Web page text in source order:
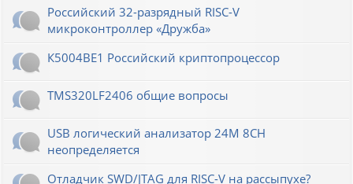
Российский 32-разрядный RISC-V
микроконтроллер «Дружба»
К5004ВЕ1 Российский криптопроцессор
TMS320LF2406 общие вопросы
USB логический анализатор 24M 8CH
неопределяется
Отладчик SWD/JTAG для RISC-V на рассыпухе?